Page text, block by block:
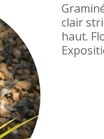
clair
haut.